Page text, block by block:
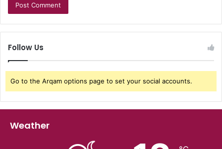
Follow Us
Go to the Arqam options page to set your social accounts.
Weather